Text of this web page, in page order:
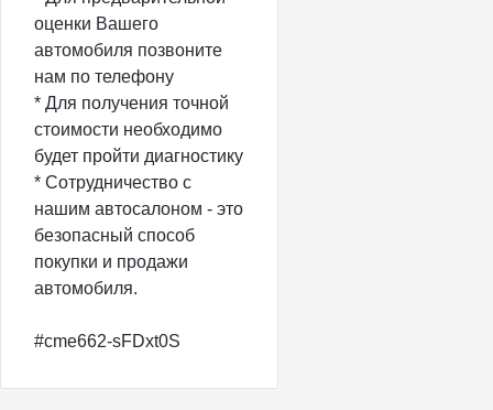
оценки Вашего
автомобиля позвоните
нам по телефону
* Для получения точной
стоимости необходимо
будет пройти диагностику
* Сотрудничество с
нашим автосалоном - это
безопасный способ
покупки и продажи
автомобиля.
#cme662-sFDxt0S